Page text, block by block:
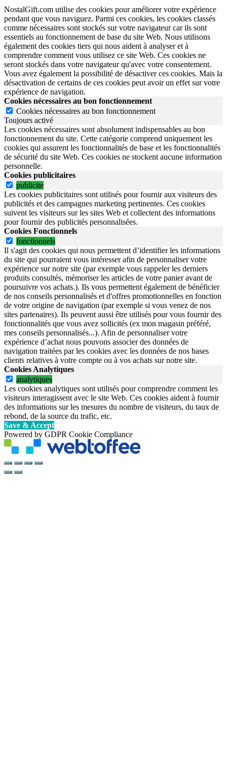
NostalGift.com utilise des cookies pour améliorer votre expérience
pendant que vous naviguez. Parmi ces cookies, les cookies classés
comme nécessaires sont stockés sur votre navigateur car ils sont
essentiels au fonctionnement de base du site Web. Nous utilisons
également des cookies tiers qui nous aident à analyser et à
comprendre comment vous utilisez ce site Web. Ces cookies ne
seront stockés dans votre navigateur qu'avec votre consentement.
Vous avez également la possibilité de désactiver ces cookies. Mais la
désactivation de certains de ces cookies peut avoir un effet sur votre
expérience de navigation.
Cookies nécessaires au bon fonctionnement
Cookies nécessaires au bon fonctionnement
Toujours activé
Les cookies nécessaires sont absolument indispensables au bon
fonctionnement du site. Cette catégorie comprend uniquement les
cookies qui assurent les fonctionnalités de base et les fonctionnalités
de sécurité du site Web. Ces cookies ne stockent aucune information
personnelle.
Cookies publicitaires
publicite
Les cookies publicitaires sont utilisés pour fournir aux visiteurs des
publicités et des campagnes marketing pertinentes. Ces cookies
suivent les visiteurs sur les sites Web et collectent des informations
pour fournir des publicités personnalisées.
Cookies Fonctionnels
fonctionnels
Il s'agit des cookies qui nous permettent d’identifier les informations
du site qui pourraient vous intéresser afin de personnaliser votre
expérience sur notre site (par exemple vous rappeler les derniers
produits consultés, mémoriser les articles de votre panier avant de
poursuivre vos achats.). Ils vous permettent également de bénéficier
de nos conseils personnalisés et d'offres promotionnelles en fonction
de votre origine de navigation (par exemple si vous venez de nos
sites partenaires). Ils peuvent aussi être utilisés pour vous fournir des
fonctionnalités que vous avez sollicités (ex mon magasin préféré,
mes conseils personnalisés...). Afin de personnaliser votre
expérience d’achat nous pouvons associer des données de
navigation traitées par les cookies avec les données de nos bases
clients relatives à votre compte ou à vos achats sur notre site.
Cookies Analytiques
analytiques
Les cookies analytiques sont utilisés pour comprendre comment les
visiteurs interagissent avec le site Web. Ces cookies aident à fournir
des informations sur les mesures du nombre de visiteurs, du taux de
rebond, de la source du trafic, etc.
Save & Accept
Powered by GDPR Cookie Compliance